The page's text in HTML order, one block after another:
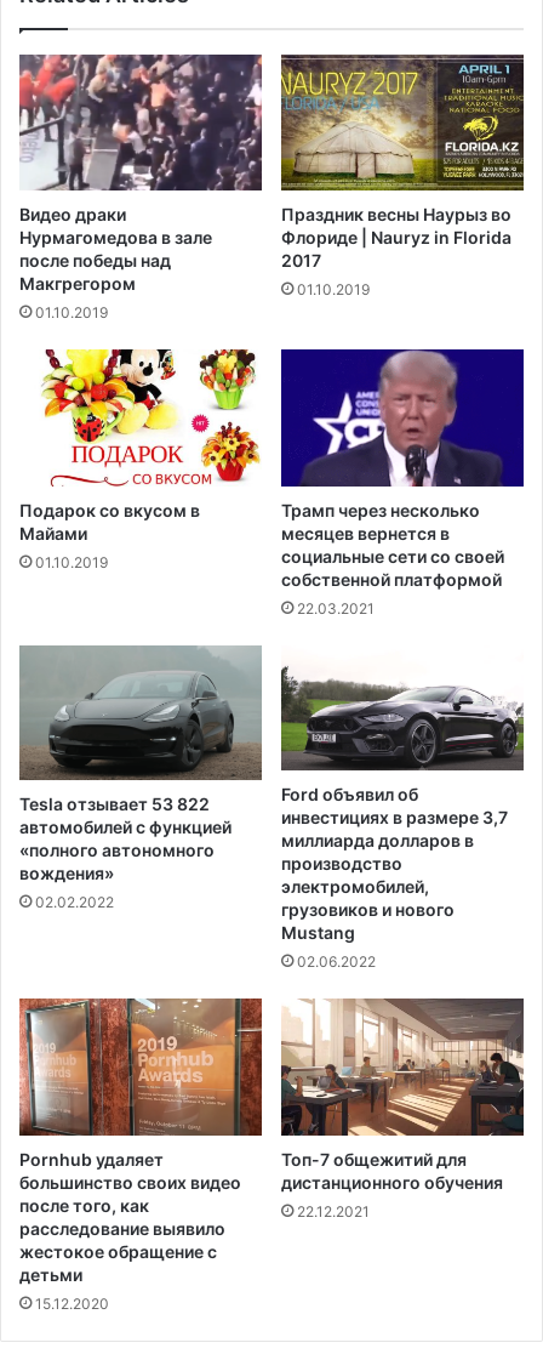
н
у
л
и
з
п
и
з
е
м
л
я
а
л
в
а
э
р
о
п
о
Ф
е
н
и
к
с
а
г
р
а
н
е
н
и
н
к
и
,
и
е
т
е
с
т
и
а
н
и
я
н
а
C
O
V
I
д
я
Видео драки
Нурмагомедова в зале
после победы над
Макгрегором‍
01.10.2019
Праздник весны Наурыз во
Флориде | Nauryz in Florida
2017
01.10.2019
Подарок со вкусом в
Майами
01.10.2019
Трамп через несколько
месяцев вернется в
социальные сети со своей
собственной платформой
22.03.2021
Tesla отзывает 53 822
автомобилей с функцией
«полного автономного
вождения»
02.02.2022
Ford объявил об
инвестициях в размере 3,7
миллиарда долларов в
производство
электромобилей,
грузовиков и нового
Mustang
02.06.2022
Pornhub удаляет
большинство своих видео
после того, как
расследование выявило
жестокое обращение с
детьми
15.12.2020
Топ-7 общежитий для
дистанционного обучения
22.12.2021